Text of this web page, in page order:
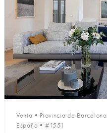
Venta • Provincia de Barcelona
España • #1551